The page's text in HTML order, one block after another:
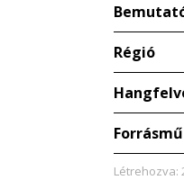
Régió
Létrehozva: